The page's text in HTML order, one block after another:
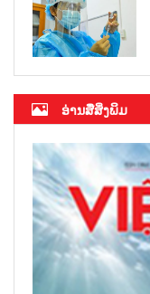
ອ່ານສື່ສິ່ງພິມ